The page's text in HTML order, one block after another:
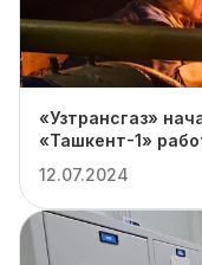
«Узтрансгаз»
«Ташкент-1»
12.07.2024